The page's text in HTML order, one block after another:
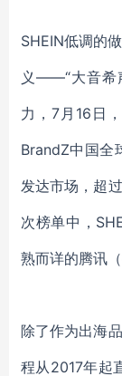
SHEIN低调的
义——“大音希
力，7月16日
BrandZ中国全
发达市场，超
次榜单中，
熟而详的腾讯
除了作为出海
程从2017年起